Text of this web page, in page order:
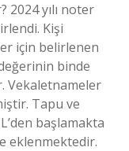
2024 yılı noter
Kişi
için belirlenen
binde
Vekaletnameler
Tapu ve
başlamakta
eklenmektedir.